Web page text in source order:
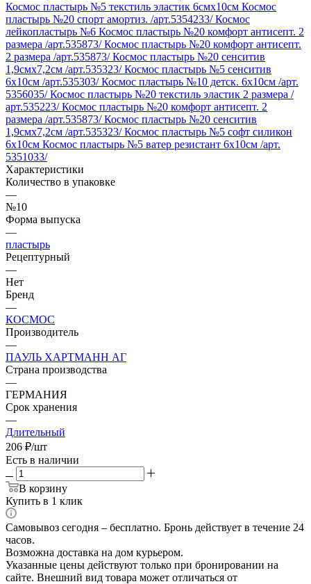
Космос пластырь №5 текстиль эластик 6смх10см Космос
пластырь №20 спорт амортиз. /арт.5354233/ Космос
лейкопластырь №6 Космос пластырь №20 комфорт антисепт. 2
размера /арт.535873/ Космос пластырь №20 комфорт антисепт.
2 размера /арт.535873/ Космос пластырь №20 сенситив
1,9смх7,2см /арт.535323/ Космос пластырь №5 сенситив
6х10см /арт.535303/ Космос пластырь №10 детск. 6х10см /арт.
5356035/ Космос пластырь №20 текстиль эластик 2 размера /
арт.535223/ Космос пластырь №20 комфорт антисепт. 2
размера /арт.535873/ Космос пластырь №20 сенситив
1,9смх7,2см /арт.535323/ Космос пластырь №5 софт силикон
6х10см Космос пластырь №5 ватер резистант 6х10см /арт.
5351033/
Характеристики
Количество в упаковке
—
№10
Форма выпуска
—
пластырь
Рецептурный
—
Нет
Бренд
—
КОСМОС
Производитель
—
ПАУЛЬ ХАРТМАНН АГ
Страна производства
—
ГЕРМАНИЯ
Срок хранения
—
Длительный
206 ₽/шт
Есть в наличии
В корзину
Купить в 1 клик
Самовывоз сегодня – бесплатно. Бронь действует в течение 24
часов.
Возможна доставка на дом курьером.
Указанные цены действуют только при бронировании на
сайте. Внешний вид товара может отличаться от